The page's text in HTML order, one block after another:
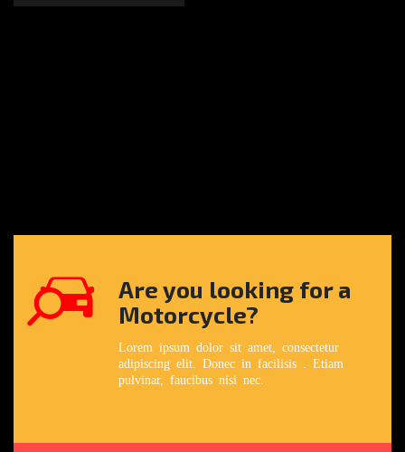
Are you looking for a
Motorcycle?
Lorem ipsum dolor sit amet, consectetur
adipiscing elit. Donec in facilisis . Etiam
pulvinar, faucibus nisi nec.